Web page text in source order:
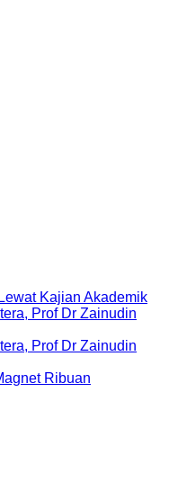
Kajian Akademik
Prof Dr Zainudin
Prof Dr Zainudin
Ribuan